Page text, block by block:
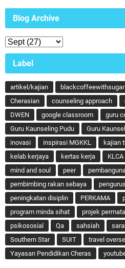
Blog Archive
Label
artikel/kajian blackcoffeewithsugar
Cherasian
counseling approach
DWEN
google classroom guru
Guru Kaunseling Pudu
Guru
inovasi
inspirasi MGKKL kajian
kelab kerjaya
kertas kerja KLCA
mind and soul
peer
pembimbing rakan sebaya
peningkatan disiplin
PERKAMA
program minda sihat
projek permata
psikososial
Qa sahsiah
Southern Star
SUIT travel
Yayasan Pendidikan Cheras